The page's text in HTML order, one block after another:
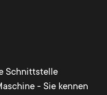
Schnittstelle
- Sie kennen